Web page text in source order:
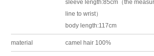
sleeve length:85cm（the
line to wrist）
body length:117cm
material camel hair 100%